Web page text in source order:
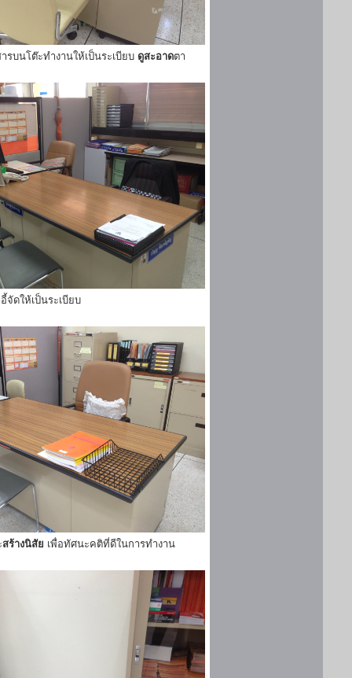
ารบนโต๊ะทำงานให้เป็นระเบียบ ดูสะอาดตา
จัดให้เป็นระเบียบ
สร้างนิสัย เพื่อทัศนะคติที่ดีในการทำงาน